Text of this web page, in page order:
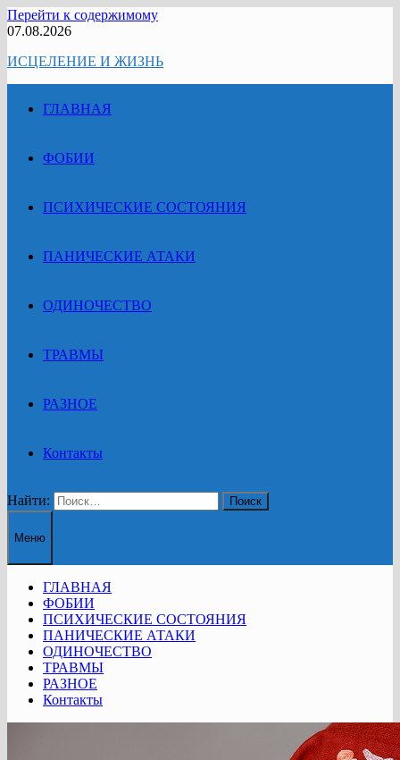
Перейти к содержимому
07.08.2026
ИСЦЕЛЕНИЕ И ЖИЗНЬ
ГЛАВНАЯ
ФОБИИ
ПСИХИЧЕСКИЕ СОСТОЯНИЯ
ПАНИЧЕСКИЕ АТАКИ
ОДИНОЧЕСТВО
ТРАВМЫ
РАЗНОЕ
Контакты
Найти:
Меню
ГЛАВНАЯ
ФОБИИ
ПСИХИЧЕСКИЕ СОСТОЯНИЯ
ПАНИЧЕСКИЕ АТАКИ
ОДИНОЧЕСТВО
ТРАВМЫ
РАЗНОЕ
Контакты